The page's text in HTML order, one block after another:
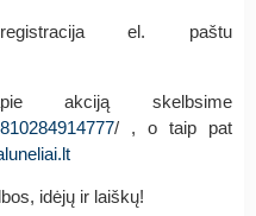
el. paštu
akciją skelbsime
/ , o taip pat
idėjų ir laiškų!